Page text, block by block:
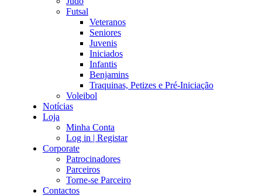
Futsal
Veteranos
Seniores
Juvenis
Iniciados
Infantis
Benjamins
Traquinas, Petizes e Pré-Iniciação
Voleibol
Notícias
Loja
Minha Conta
Log in | Registar
Corporate
Patrocinadores
Parceiros
Torne-se Parceiro
Contactos